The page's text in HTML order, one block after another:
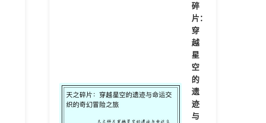
碎
片：
穿
越
星
空
的
遗
迹
与